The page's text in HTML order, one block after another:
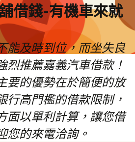
借錢-有機車來就
能及時到位，而坐失良
烈推薦嘉義汽車借款！
要的優勢在於簡便的放
行高門檻的借款限制，
面以單利計算，讓您借
您的來電洽詢。